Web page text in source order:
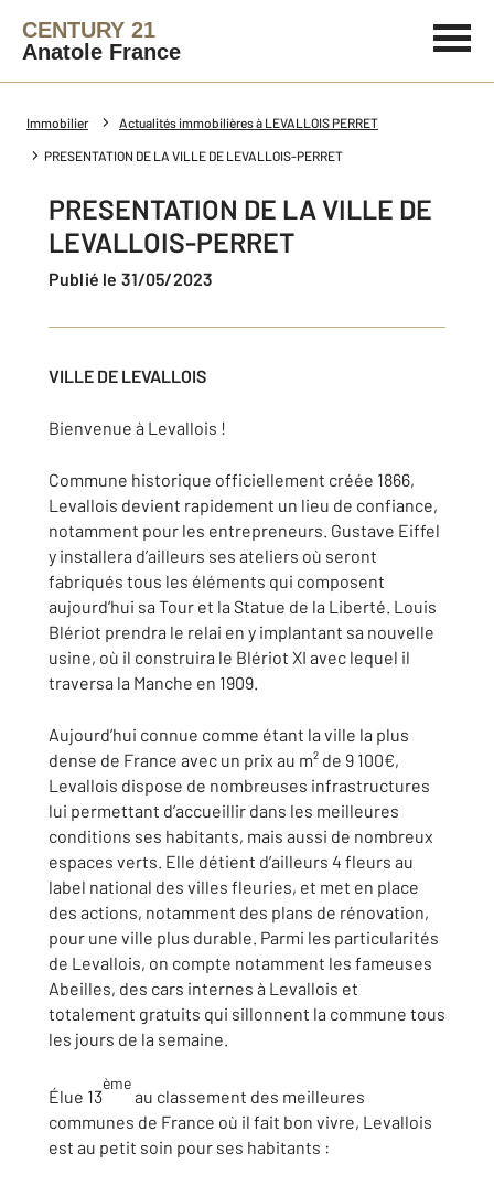
CENTURY 21
Anatole France
Immobilier Actualités immobilières à LEVALLOIS PERRET
PRESENTATION DE LA VILLE DE LEVALLOIS-PERRET
PRESENTATION DE LA VILLE DE
LEVALLOIS-PERRET
Publié le 31/05/2023
VILLE DE LEVALLOIS
Bienvenue à Levallois !
Commune historique officiellement créée 1866,
Levallois devient rapidement un lieu de confiance,
notamment pour les entrepreneurs. Gustave Eiffel
y installera d’ailleurs ses ateliers où seront
fabriqués tous les éléments qui composent
aujourd’hui sa Tour et la Statue de la Liberté. Louis
Blériot prendra le relai en y implantant sa nouvelle
usine, où il construira le Blériot XI avec lequel il
traversa la Manche en 1909.
Aujourd’hui connue comme étant la ville la plus
dense de France avec un prix au m² de 9 100€,
Levallois dispose de nombreuses infrastructures
lui permettant d’accueillir dans les meilleures
conditions ses habitants, mais aussi de nombreux
espaces verts. Elle détient d’ailleurs 4 fleurs au
label national des villes fleuries, et met en place
des actions, notamment des plans de rénovation,
pour une ville plus durable. Parmi les particularités
de Levallois, on compte notamment les fameuses
Abeilles, des cars internes à Levallois et
totalement gratuits qui sillonnent la commune tous
les jours de la semaine.
Élue 13
ème
au classement des meilleures
communes de France où il fait bon vivre, Levallois
est au petit soin pour ses habitants :